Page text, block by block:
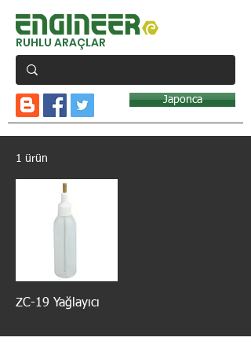
RUHLU ARAÇLAR
Japonca
1 ürün
ZC-19 Yağlayıcı